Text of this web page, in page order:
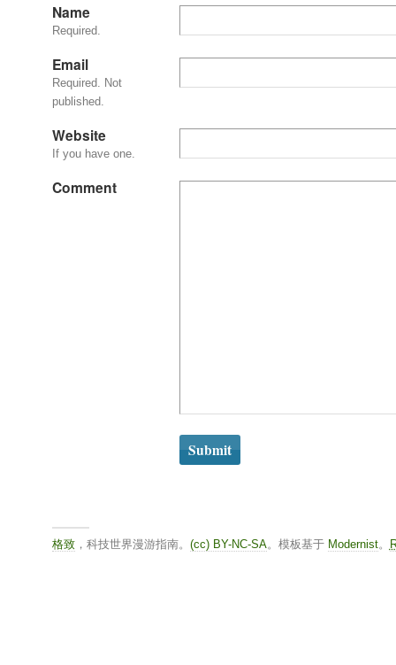
Name
Required.
Email
Required. Not
published.
Website
If you have one.
Comment
格致，科技世界漫游指南。 (cc) BY-NC-SA。模板基于 Modernist。